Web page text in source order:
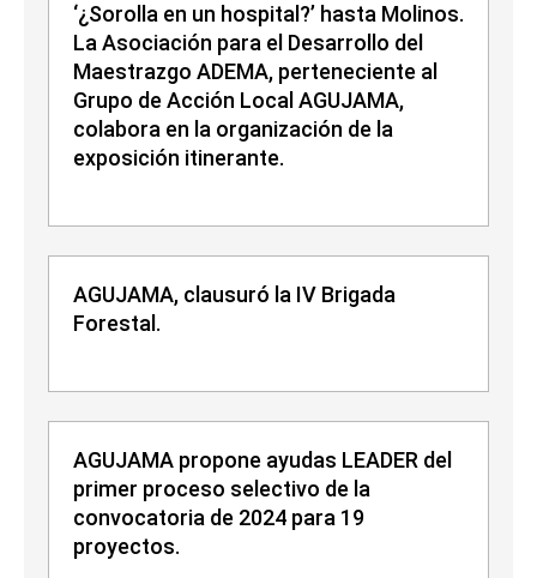
‘¿Sorolla en un hospital?’ hasta Molinos.
La Asociación para el Desarrollo del
Maestrazgo ADEMA, perteneciente al
Grupo de Acción Local AGUJAMA,
colabora en la organización de la
exposición itinerante.
AGUJAMA, clausuró la IV Brigada
Forestal.
AGUJAMA propone ayudas LEADER del
primer proceso selectivo de la
convocatoria de 2024 para 19
proyectos.